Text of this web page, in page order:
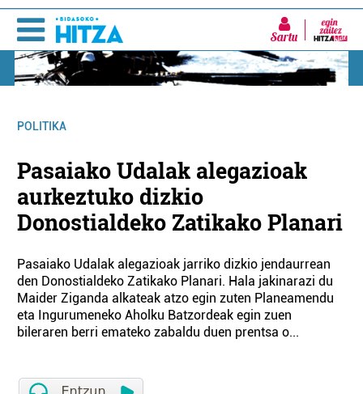
Sartu
POLITIKA
Pasaiako Udalak alegazioak
aurkeztuko dizkio
Donostialdeko Zatikako Planari
Pasaiako Udalak alegazioak jarriko dizkio jendaurrean
den Donostialdeko Zatikako Planari. Hala jakinarazi du
Maider Ziganda alkateak atzo egin zuten Planeamendu
eta Ingurumeneko Aholku Batzordeak egin zuen
bileraren berri emateko zabaldu duen prentsa o...